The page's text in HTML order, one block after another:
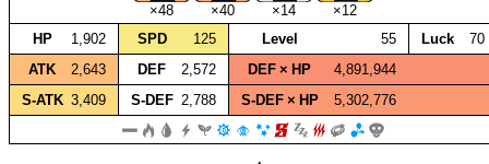
×48 ×40 ×14
×12
HP
1,902 SPD 125 Level 55 Luck
70
ATK
2,643 DEF 2,572 DEF × HP
4,891,944
S‑ATK 3,409 S‑DEF 2,788 S‑DEF × HP 5,302,776